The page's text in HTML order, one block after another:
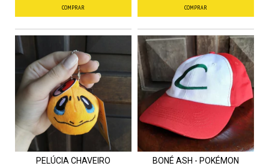
PELÚCIA CHAVEIRO
BONÉ ASH - POKÉMON